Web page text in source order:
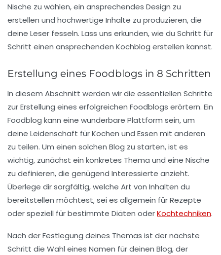
Nische zu wählen, ein ansprechendes Design zu
erstellen und hochwertige Inhalte zu produzieren, die
deine Leser fesseln. Lass uns erkunden, wie du Schritt für
Schritt einen ansprechenden Kochblog erstellen kannst.
Erstellung eines Foodblogs in 8 Schritten
In diesem Abschnitt werden wir die essentiellen Schritte
zur Erstellung eines erfolgreichen Foodblogs erörtern. Ein
Foodblog kann eine wunderbare Plattform sein, um
deine Leidenschaft fürKochen und Essen mit anderen
zu teilen. Um einen solchen Blog zu starten, ist es
wichtig, zunächst ein konkretes Thema und eine Nische
zu definieren, die genügend Interessierte anzieht.
Überlege dir sorgfältig, welche Art von Inhalten du
bereitstellen möchtest, sei es allgemein für Rezepte
oder speziell für bestimmte Diäten oderKochtechniken.
Nach der Festlegung deines Themas ist der nächste
Schritt die Wahl eines Namen für deinen Blog, der